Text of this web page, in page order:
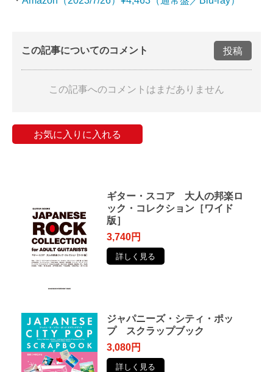
この記事についてのコメント 投稿
この記事へのコメントはまだありません
お気に入りに入れる
ギター・スコア 大人の邦楽ロ
ック・コレクション［ワイド
版］
3,740円
詳しく見る
ジャパニーズ・シティ・ポッ
プ スクラップブック
3,080円
詳しく見る